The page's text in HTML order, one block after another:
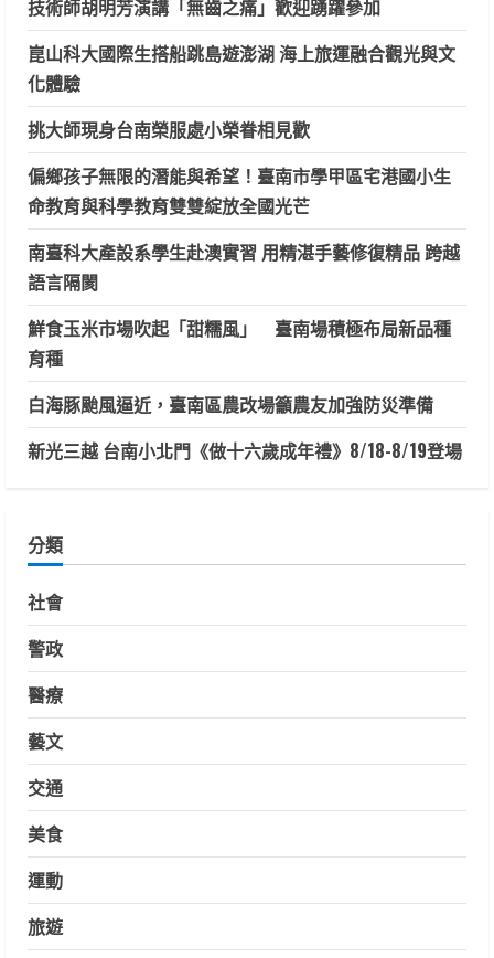
技術師胡明芳演講「無齒之痛」歡迎踴躍參加
崑山科大國際生搭船跳島遊澎湖 海上旅運融合觀光與文
化體驗
挑大師現身台南榮服處小榮眷相見歡
偏鄉孩子無限的潛能與希望！臺南市學甲區宅港國小生
命教育與科學教育雙雙綻放全國光芒
南臺科大產設系學生赴澳實習 用精湛手藝修復精品 跨越
語言隔閡
鮮食玉米市場吹起「甜糯風」 臺南場積極布局新品種
育種
白海豚颱風逼近，臺南區農改場籲農友加強防災準備
新光三越 台南小北門《做十六歲成年禮》8/18-8/19登場
分類
社會
警政
醫療
藝文
交通
美食
運動
旅遊